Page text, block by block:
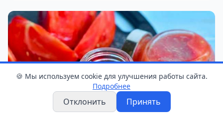
🍪 Мы используем cookie для улучшения работы сайта.
Подробнее
Отклонить Принять